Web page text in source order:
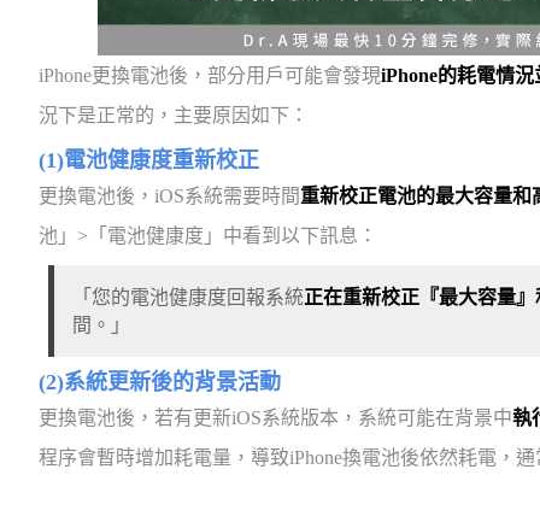
iPhone更換電池後，部分用戶可能會發現iPhone的耗電情
況下是正常的，主要原因如下：
(1)電池健康度重新校正
更換電池後，iOS系統需要時間重新校正電池的最大容量和
池」>「電池健康度」中看到以下訊息：
「您的電池健康度回報系統正在重新校正『最大容量
間。」
(2)系統更新後的背景活動
更換電池後，若有更新iOS系統版本，系統可能在背景中執
程序會暫時增加耗電量，導致iPhone換電池後依然耗電，